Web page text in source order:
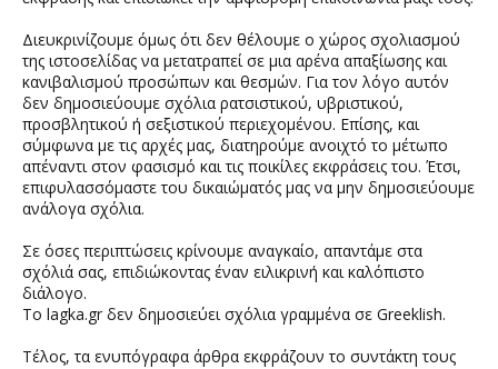
Διευκρινίζουμε όμως ότι δεν θέλουμε ο χώρος σχολιασμού
της ιστοσελίδας να μετατραπεί σε μια αρένα απαξίωσης και
κανιβαλισμού προσώπων και θεσμών. Για τον λόγο αυτόν
δεν δημοσιεύουμε σχόλια ρατσιστικού, υβριστικού,
προσβλητικού ή σεξιστικού περιεχομένου. Επίσης, και
σύμφωνα με τις αρχές μας, διατηρούμε ανοιχτό το μέτωπο
απέναντι στον φασισμό και τις ποικίλες εκφράσεις του. Έτσι,
επιφυλασσόμαστε του δικαιώματός μας να μην δημοσιεύουμε
ανάλογα σχόλια.
Σε όσες περιπτώσεις κρίνουμε αναγκαίο, απαντάμε στα
σχόλιά σας, επιδιώκοντας έναν ειλικρινή και καλόπιστο
διάλογο.
Το lagka.gr δεν δημοσιεύει σχόλια γραμμένα σε Greeklish.
Τέλος, τα ενυπόγραφα άρθρα εκφράζουν το συντάκτη τους